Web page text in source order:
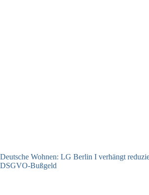
Deutsche Wohnen: LG Berlin I verhängt
DSGVO-Bußgeld